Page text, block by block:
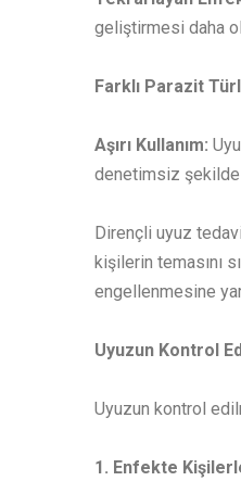
geliştirmesi daha
Farklı Parazit
Aşırı Kullanım:
denetimsiz şekilde
Dirençli uyuz
kişilerin temasını
engellenmesine
Uyuzun Kontrol
Uyuzun kontrol
1. Enfekte